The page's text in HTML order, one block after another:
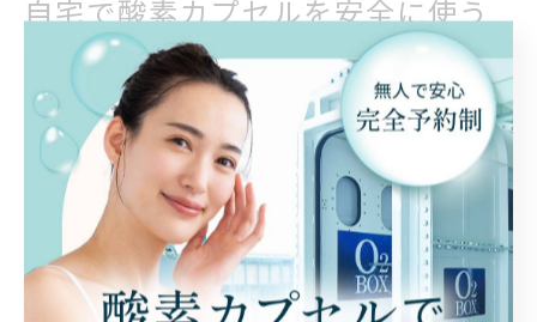
自宅で酸素カプセルを安全に使う
ためのポイント
酸素カプセルを自宅利用する際の注意点とコツ
酸素カプセルを自宅で利用する際は、まず設置場所の選
定が重要です。静かで落ち着いた部屋を選び、周囲にゆ
とりを持たせることで安心して横になれます。加えて、
カプセル内の温度や湿度にも注意が必要で、換気や空調
の工夫をすると快適度がアップします。